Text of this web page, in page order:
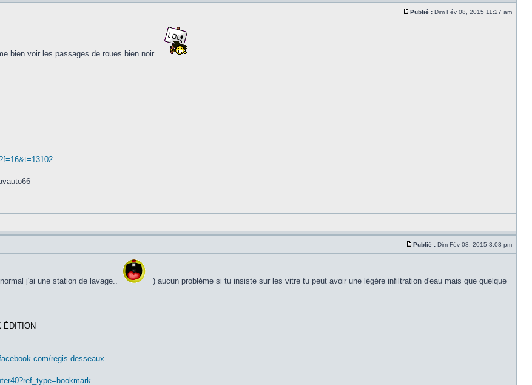
Publié : Dim Fév 08, 2015 11:27 am
bien voir les passages de roues bien noir
Publié : Dim Fév 08, 2015 3:08 pm
j'ai une station de lavage..
) aucun probléme si tu insiste sur les vitre tu peut avoir une légère infiltration d'eau mais que quelque
ÉDITION
regis.desseaux